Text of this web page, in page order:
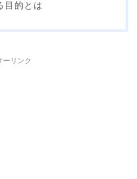
目的とは
ーリンク